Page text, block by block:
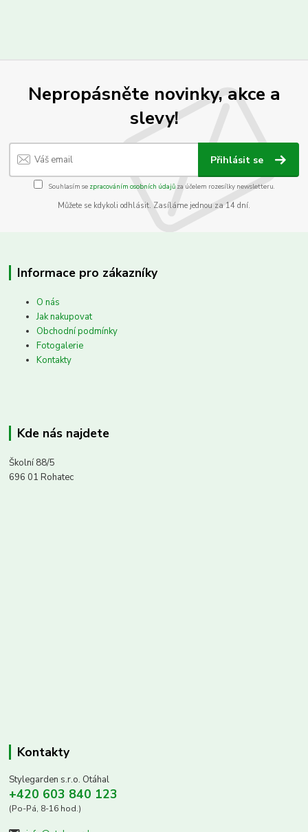
Nepropásněte novinky, akce a
slevy!
Přihlásit se
Souhlasím se zpracováním osobních údajůza účelem rozesílky newsletteru.
Můžete se kdykoli odhlásit. Zasíláme jednou za 14 dní.
Informace pro zákazníky
O nás
Jak nakupovat
Obchodní podmínky
Fotogalerie
Kontakty
Kde nás najdete
Školní 88/5
696 01 Rohatec
Kontakty
Stylegarden s.r.o. Otáhal
+420 603 840 123
(Po-Pá, 8-16 hod.)